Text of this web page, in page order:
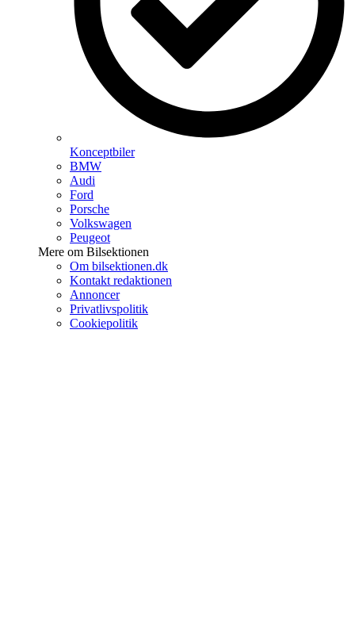
Konceptbiler
BMW
Audi
Ford
Porsche
Volkswagen
Peugeot
Mere om Bilsektionen
Om bilsektionen.dk
Kontakt redaktionen
Annoncer
Privatlivspolitik
Cookiepolitik